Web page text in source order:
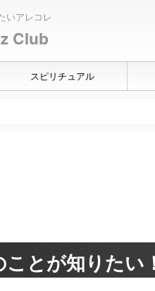
いアレコレ
Club
スピリチュアル
ことが知りたい